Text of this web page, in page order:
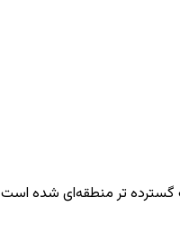
گسترده ‌تر منطقه‌ای شده است